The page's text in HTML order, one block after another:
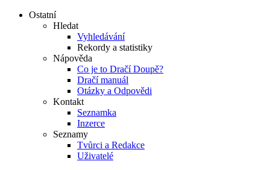
Ostatní
Hledat
Vyhledávání
Rekordy a statistiky
Nápověda
Co je to Dračí Doupě?
Dračí manuál
Otázky a Odpovědi
Kontakt
Seznamka
Inzerce
Seznamy
Tvůrci a Redakce
Uživatelé